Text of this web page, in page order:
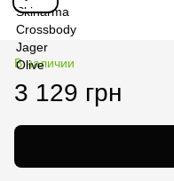
В наличии
3 129 грн